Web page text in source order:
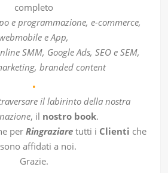
completo
e programmazione, e-commerce,
webmobile e App,
SMM, Google Ads, SEO e SEM,
branded content
•
il labirinto della nostra
, il nostro book.
perRingraziare tutti i Clienti che
affidati a noi.
Grazie.